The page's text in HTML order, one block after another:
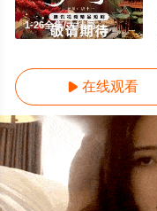
1-26全集/大结局
 在线观看